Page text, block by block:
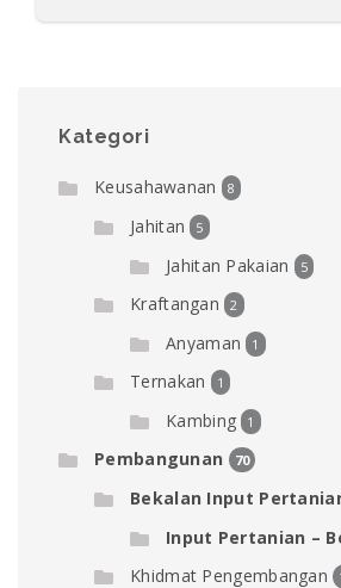
Kategori
Keusahawanan 8
Jahitan 5
Jahitan Pakaian 5
Kraftangan 2
Anyaman 1
Ternakan 1
Kambing 1
Pembangunan 70
Bekalan Input
Input Pertanian –
Khidmat Pengembangan